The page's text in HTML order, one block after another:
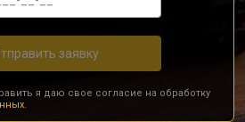
заявку
я даю свое согласие на обработку